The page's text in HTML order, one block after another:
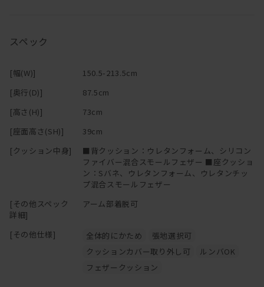
ァブリックであれば、汚れてしまってもカバーを取り外してドライ
クリーニングに出せる。カバーのみの購入も可能。
―
スペック
[幅(W)]
150.5-213.5cm
[奥行(D)]
87.5cm
[高さ(H)]
73cm
[座面高さ(SH)]
39cm
[クッション中身]
■背クッション：ウレタンフォーム、シリコン
ファイバー混合スモールフェザー ■座クッショ
ン：Sバネ、ウレタンフォーム、ウレタンチッ
プ混合スモールフェザー
[その他スペック
詳細]
アーム部着脱可
[その他仕様] 全体的にかため
張地選択可
クッションカバー取り外し可
ルンバOK
フェザークッション